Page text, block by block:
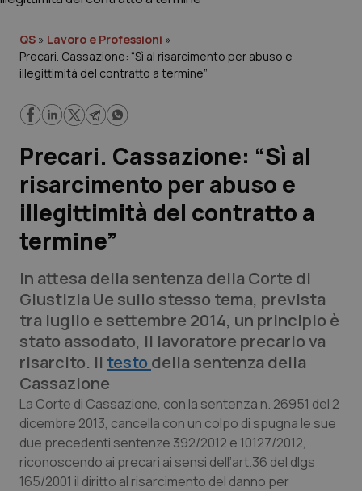
Governo e Parlamento
Regioni e Asl
Lavoro e Professioni
Scienza e Farmaci
Studi e Analisi
Lettere al direttore
Edizioni Regionali
QS Pro
Professionisti Sanitari.AI
Abruzzo
Basilicata
QS Pro Gold
Artrite & artrosi
QS Club Newsletter
QS » Lavoro e Professioni »
Precari. Cassazione: “Sì al risarcimento per abuso e
illegittimità del contratto a termine”
Precari. Cassazione: “Sì al
risarcimento per abuso e
illegittimità del contratto a
termine”
In attesa della sentenza della Corte di
Giustizia Ue sullo stesso tema, prevista
tra luglio e settembre 2014, un principio è
stato assodato, il lavoratore precario va
risarcito. Il testo della sentenza della
Cassazione
La Corte di Cassazione, con la sentenza n. 26951 del 2
dicembre 2013, cancella con un colpo di spugna le sue
due precedenti sentenze 392/2012 e 10127/2012,
riconoscendo ai precari ai sensi dell’art.36 del dlgs
165/2001 il diritto al risarcimento del danno per